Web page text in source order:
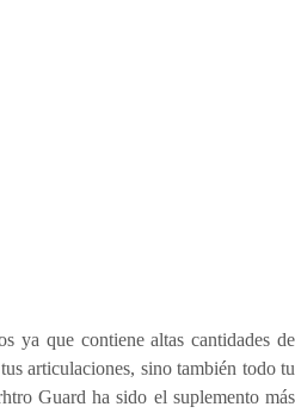
ya que contiene altas cantidades de
articulaciones, sino también todo tu
Guard ha sido el suplemento más